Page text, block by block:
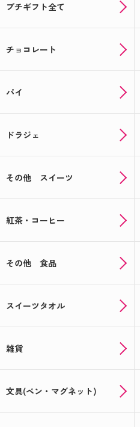
プチギフト全て
チョコレート
パイ
ドラジェ
その他 スイーツ
紅茶・コーヒー
その他 食品
スイーツタオル
雑貨
文具(ペン・マグネット)